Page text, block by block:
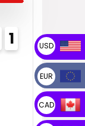
0
1
USD
EUR
CAD